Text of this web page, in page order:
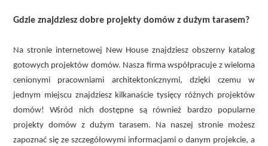
Gdzie znajdziesz dobre projekty domów z dużym tarasem?
Na stronie internetowej New House znajdziesz obszerny katalog
gotowych projektów domów. Nasza firma współpracuje z wieloma
cenionymi pracowniami architektonicznymi, dzięki czemu w
jednym miejscu znajdziesz kilkanaście tysięcy różnych projektów
domów! Wśród nich dostępne są również bardzo popularne
projekty domów z dużym tarasem. Na naszej stronie możesz
zapoznać się ze szczegółowymi informacjami o danym projekcie, a